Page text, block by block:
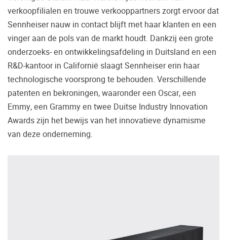
verkoopfilialen en trouwe verkooppartners zorgt ervoor dat
Sennheiser nauw in contact blijft met haar klanten en een
vinger aan de pols van de markt houdt. Dankzij een grote
onderzoeks- en ontwikkelingsafdeling in Duitsland en een
R&D-kantoor in Californië slaagt Sennheiser erin haar
technologische voorsprong te behouden. Verschillende
patenten en bekroningen, waaronder een Oscar, een
Emmy, een Grammy en twee Duitse Industry Innovation
Awards zijn het bewijs van het innovatieve dynamisme
van deze onderneming.